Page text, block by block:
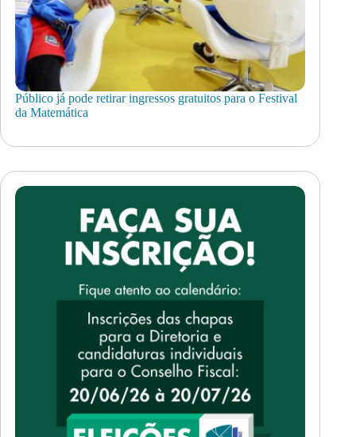
Público já pode retirar ingressos gratuitos para o Festival
da Matemática